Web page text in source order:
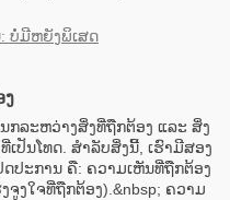
ບໍ່ມີຫຍັງພິເສດ
ງ
ລະຫວ່າງສິ່ງທີ່ຖືກຕ້ອງ ແລະ ສິ່ງ
ປັນໂທດ. ສຳລັບສິ່ງນີ້, ເຮົາມີສອງ
ປະການ ຄື: ຄວາມເຫັນທີ່ຖືກຕ້ອງ
ງໃຈທີ່ຖືກຕ້ອງ).&nbsp; ຄວາມ